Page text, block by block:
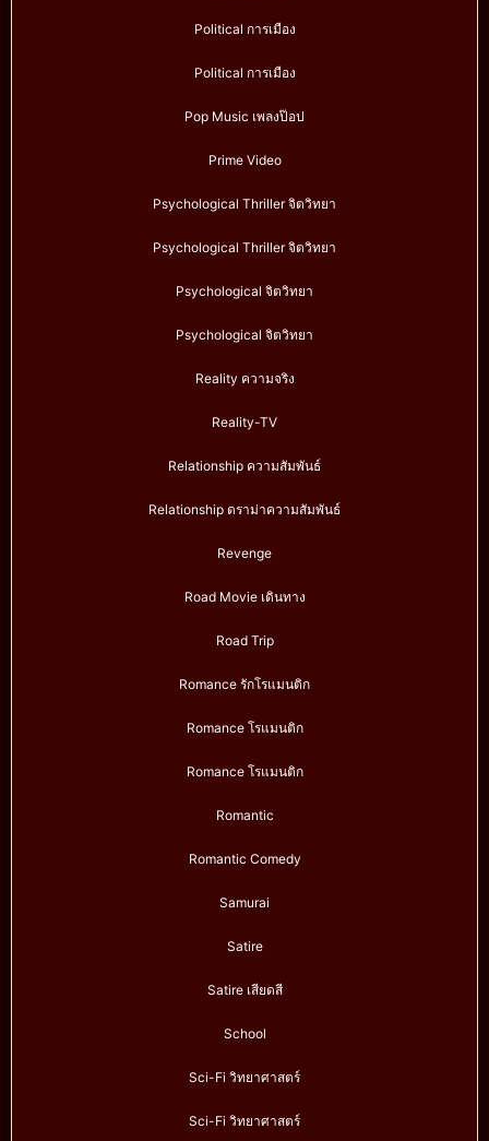
Political การเมือง
Political การเมือง
Pop Music เพลงป๊อป
Prime Video
Psychological Thriller จิตวิทยา
Psychological Thriller จิตวิทยา
Psychological จิตวิทยา
Psychological จิตวิทยา
Reality ความจริง
Reality-TV
Relationship ความสัมพันธ์
Relationship ดราม่าความสัมพันธ์
Revenge
Road Movie เดินทาง
Road Trip
Romance รักโรแมนติก
Romance โรแมนติก
Romance โรแมนติก
Romantic
Romantic Comedy
Samurai
Satire
Satire เสียดสี
School
Sci-Fi วิทยาศาสตร์
Sci-Fi วิทยาศาสตร์